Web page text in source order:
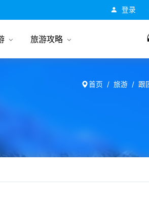
登录
旅游攻略
首页 旅游 跟